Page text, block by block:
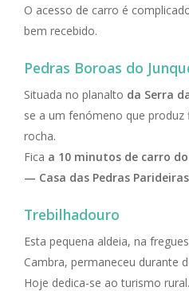
O acesso de carro é
bem recebido.
Pedras Boroas do
Situada no planalto da Serra
se a um fenómeno que produz
rocha.
Fica a 10 minutos de carro
— Casa das Pedras Parideiras
Trebilhadouro
Esta pequena aldeia, na
Cambra, permaneceu durante
Hoje dedica-se ao turismo rural.